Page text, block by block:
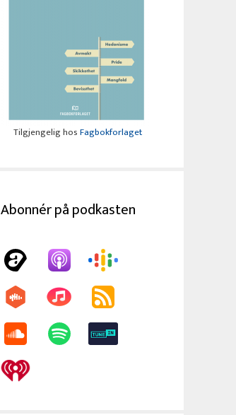
Tilgjengelig hosFagbokforlaget
Abonnér på podkasten